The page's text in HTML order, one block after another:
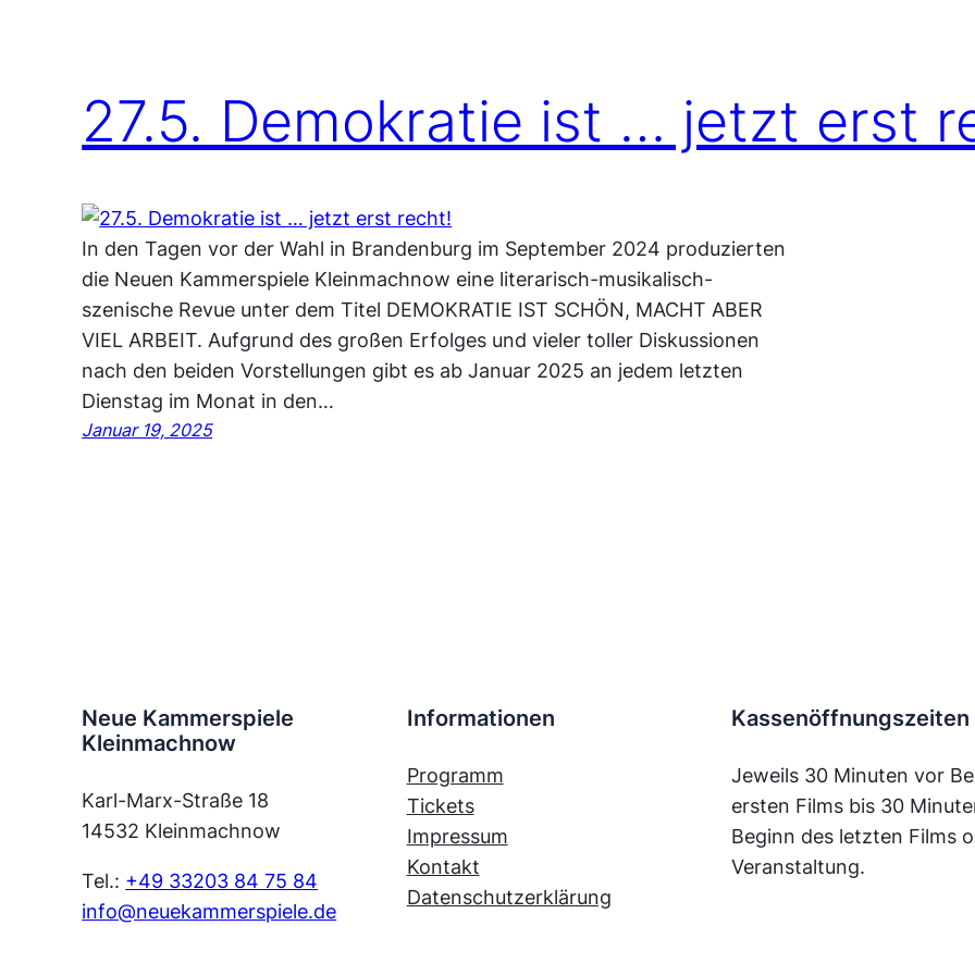
27.5. Demokratie ist … jetzt erst
In den Tagen vor der Wahl in Brandenburg im September 2024 produzierten
die Neuen Kammerspiele Kleinmachnow eine literarisch-musikalisch-
szenische Revue unter dem Titel DEMOKRATIE IST SCHÖN, MACHT ABER
VIEL ARBEIT. Aufgrund des großen Erfolges und vieler toller Diskussionen
nach den beiden Vorstellungen gibt es ab Januar 2025 an jedem letzten
Dienstag im Monat in den…
Januar 19, 2025
Neue Kammerspiele
Kleinmachnow
Karl-Marx-Straße 18
14532 Kleinmachnow
Tel.: +49 33203 84 75 84
info@neuekammerspiele.de
Informationen
Programm
Tickets
Impressum
Kontakt
Datenschutzerklärung
Kassenöffnungszeiten
Jeweils 30 Minuten vor
ersten Films bis 30
Beginn des letzten Films
Veranstaltung.